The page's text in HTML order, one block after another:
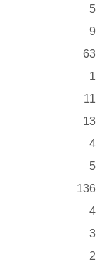
5
9
63
1
11
13
4
5
136
4
3
2